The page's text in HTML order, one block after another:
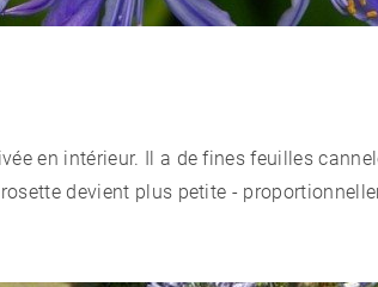
en intérieur. Il a de fines feuilles
devient plus petite -